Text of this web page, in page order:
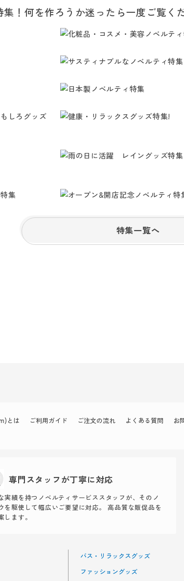
！何を作ろうか迷ったら一度ご覧く
特集一覧へ
とは ご利用ガイド ご注文の流れ よくある質問
お
専門スタッフが丁寧に対応
実績を持つノベルティサービススタッフが、そのノ
を駆使して幅広いご要望に対応。 高品質な販促品を
します。
バス・リラックスグッズ
ファッショングッズ